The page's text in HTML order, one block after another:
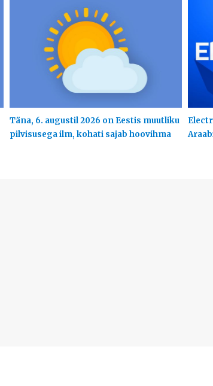
Täna, 6. augustil 2026 on Eestis muutliku
pilvisusega ilm, kohati sajab hoovihma